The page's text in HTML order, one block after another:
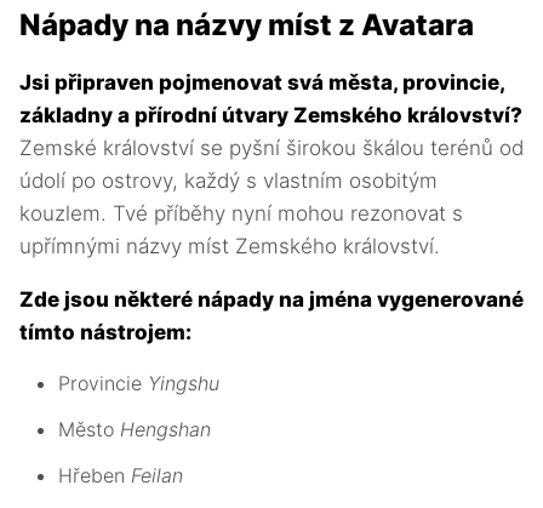
Nápady na názvy míst z Avatara
Jsi připraven pojmenovat svá města, provincie,
základny a přírodní útvary Zemského království?
Zemské království se pyšní širokou škálou terénů od
údolí po ostrovy, každý s vlastním osobitým
kouzlem. Tvé příběhy nyní mohou rezonovat s
upřímnými názvy míst Zemského království.
Zde jsou některé nápady na jména vygenerované
tímto nástrojem:
Provincie Yingshu
Město Hengshan
Hřeben Feilan